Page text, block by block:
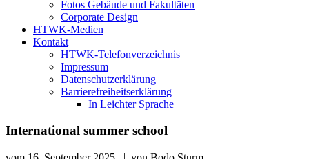
Fotos Gebäude und Fakultäten
Corporate Design
HTWK-Medien
Kontakt
HTWK-Telefonverzeichnis
Impressum
Datenschutzerklärung
Barrierefreiheitserklärung
In Leichter Sprache
International summer school